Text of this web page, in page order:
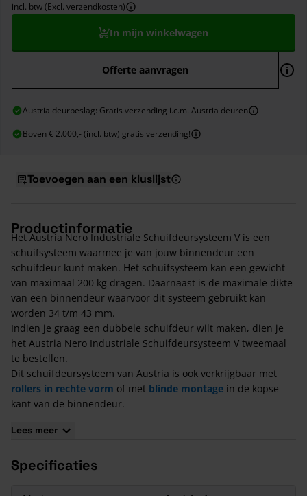
incl. btw (Excl. verzendkosten)
In mijn winkelwagen
Offerte aanvragen
Austria deurbeslag: Gratis verzending i.c.m. Austria deuren
Boven € 2.000,- (incl. btw) gratis verzending!
Toevoegen aan een kluslijst
Productinformatie
Het Austria Nero Industriale Schuifdeursysteem V is een
schuifsysteem waarmee je van jouw binnendeur een
schuifdeur kunt maken. Het schuifsysteem kan een gewicht
van maximaal 200 kg dragen. Daarnaast is de maximale dikte
van een binnendeur waarvoor dit systeem gebruikt kan
worden 34 t/m 43 mm.
Indien je graag een dubbele schuifdeur wilt maken, dien je
het Austria Nero Industriale Schuifdeursysteem V tweemaal
te bestellen.
Dit schuifdeursysteem van Austria is ook verkrijgbaar met
rollers in rechte vorm of met blinde montage in de kopse
kant van de binnendeur.
Inhoud Austria Nero Industriale Schuifdeursysteem V
Deurstopper;
Lees meer
Specificaties